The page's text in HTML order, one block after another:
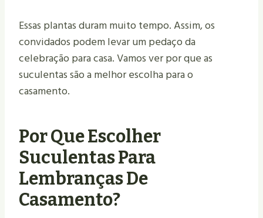
Essas plantas duram muito tempo. Assim, os
convidados podem levar um pedaço da
celebração para casa. Vamos ver por que as
suculentas são a melhor escolha para o
casamento.
Por Que Escolher
Suculentas Para
Lembranças De
Casamento?